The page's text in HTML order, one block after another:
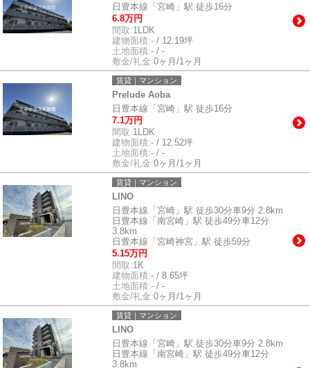
日豊本線「宮崎」駅 徒歩16分
6.8万円
間取:1LDK
建物面積:- / 12.19坪
土地面積:- / -
敷金/礼金:0ヶ月/1ヶ月
賃貸｜マンション
Prelude Aoba
日豊本線「宮崎」駅 徒歩16分
7.1万円
間取:1LDK
建物面積:- / 12.52坪
土地面積:- / -
敷金/礼金:0ヶ月/1ヶ月
賃貸｜マンション
LINO
日豊本線「宮崎」駅 徒歩30分車9分 2.8km
日豊本線「南宮崎」駅 徒歩49分車12分
3.8km
日豊本線「宮崎神宮」駅 徒歩59分
5.15万円
間取:1K
建物面積:- / 8.65坪
土地面積:- / -
敷金/礼金:0ヶ月/1ヶ月
賃貸｜マンション
LINO
日豊本線「宮崎」駅 徒歩30分車9分 2.8km
日豊本線「南宮崎」駅 徒歩49分車12分
3.8km